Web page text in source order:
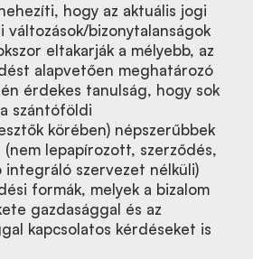
hogy az aktuális jogi
változások/bizonytalanságok
eltakarják a mélyebb, az
alapvetően meghatározó
érdekes tanulság, hogy sok
szántóföldi
körében) népszerűbbek
(nem lepapírozott, szerződés,
integráló szervezet nélküli)
formák, melyek a bizalom
gazdasággal és az
kapcsolatos kérdéseket is